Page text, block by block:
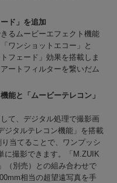
ド」を追加
るムービーエフェクト機能
ワンショットエコー」と
フェード」効果を搭載しま
ートフィルターを繋いだム
能と「ムービーテレコン」
て、デジタル処理で撮影画
ジタルテレコン機能」を搭載
当てることで、ワンプッシ
に撮影できます。「M.ZUIK
（別売）との組み合わせで
相当の超望遠写真を手